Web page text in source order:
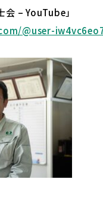
会 – YouTube」
@user-